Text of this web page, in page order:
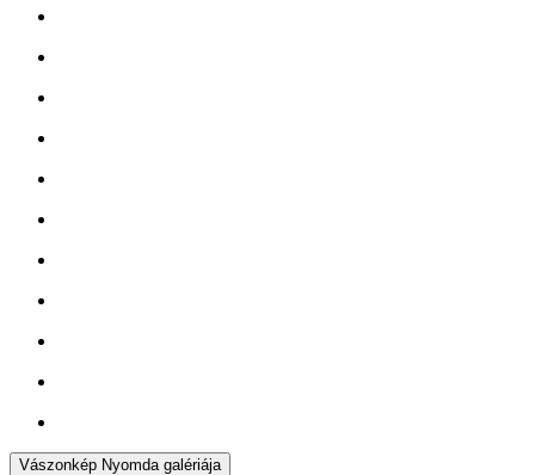
Vászonkép Nyomda galériája